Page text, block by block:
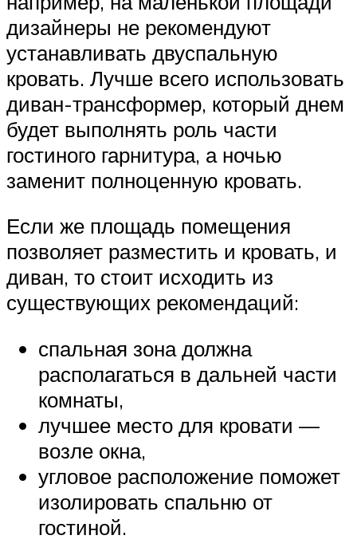
дизайнеры не рекомендуют
устанавливать двуспальную
кровать. Лучше всего использовать
диван-трансформер, который днем
будет выполнять роль части
гостиного гарнитура, а ночью
заменит полноценную кровать.
Если же площадь помещения
позволяет разместить и кровать, и
диван, то стоит исходить из
существующих рекомендаций:
спальная зона должна
располагаться в дальней части
комнаты,
лучшее место для кровати —
возле окна,
угловое расположение поможет
изолировать спальню от
гостиной.